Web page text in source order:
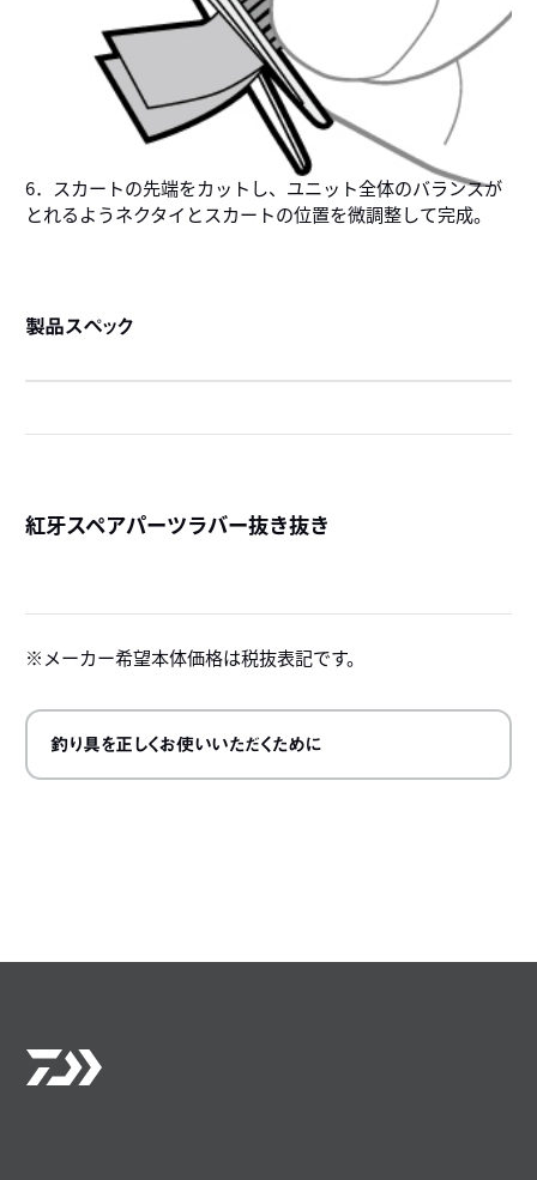
6．スカートの先端をカットし、ユニット全体のバランスが
とれるようネクタイとスカートの位置を微調整して完成。
製品スペック
紅牙スペアパーツラバー抜き抜き
メーカー希望本体価格は税抜表記です。
釣り具を正しくお使いいただくために